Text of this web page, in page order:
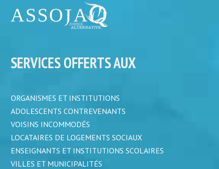
SERVICES OFFERTS AUX
ORGANISMES ET INSTITUTIONS
ADOLESCENTS CONTREVENANTS
VOISINS INCOMMODÉS
LOCATAIRES DE LOGEMENTS SOCIAUX
ENSEIGNANTS ET INSTITUTIONS SCOLAIRES
VILLES ET MUNICIPALITÉS